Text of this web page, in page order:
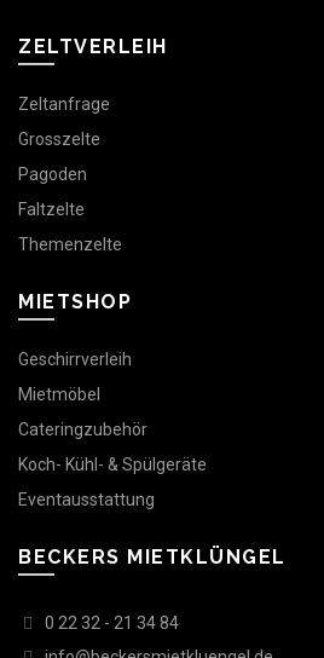
ZELTVERLEIH
Zeltanfrage
Grosszelte
Pagoden
Faltzelte
Themenzelte
MIETSHOP
Geschirrverleih
Mietmöbel
Cateringzubehör
Koch- Kühl- & Spülgeräte
Eventausstattung
BECKERS MIETKLÜNGEL
0 22 32 - 21 34 84